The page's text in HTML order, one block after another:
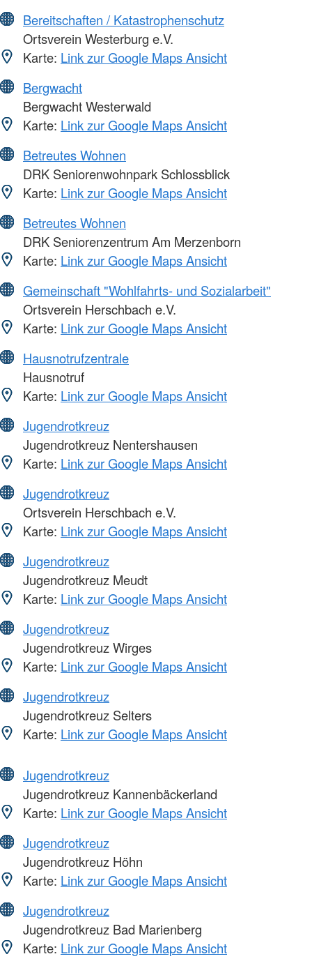
Bereitschaften / Katastrophenschutz
Ortsverein Westerburg e.V.
Karte: Link zur Google Maps Ansicht
Bergwacht
Bergwacht Westerwald
Karte: Link zur Google Maps Ansicht
Betreutes Wohnen
DRK Seniorenwohnpark Schlossblick
Karte: Link zur Google Maps Ansicht
Betreutes Wohnen
DRK Seniorenzentrum Am Merzenborn
Karte: Link zur Google Maps Ansicht
Gemeinschaft "Wohlfahrts- und Sozialarbeit"
Ortsverein Herschbach e.V.
Karte: Link zur Google Maps Ansicht
Hausnotrufzentrale
Hausnotruf
Karte: Link zur Google Maps Ansicht
Jugendrotkreuz
Jugendrotkreuz Nentershausen
Karte: Link zur Google Maps Ansicht
Jugendrotkreuz
Ortsverein Herschbach e.V.
Karte: Link zur Google Maps Ansicht
Jugendrotkreuz
Jugendrotkreuz Meudt
Karte: Link zur Google Maps Ansicht
Jugendrotkreuz
Jugendrotkreuz Wirges
Karte: Link zur Google Maps Ansicht
Jugendrotkreuz
Jugendrotkreuz Selters
Karte: Link zur Google Maps Ansicht
Jugendrotkreuz
Jugendrotkreuz Kannenbäckerland
Karte: Link zur Google Maps Ansicht
Jugendrotkreuz
Jugendrotkreuz Höhn
Karte: Link zur Google Maps Ansicht
Jugendrotkreuz
Jugendrotkreuz Bad Marienberg
Karte: Link zur Google Maps Ansicht